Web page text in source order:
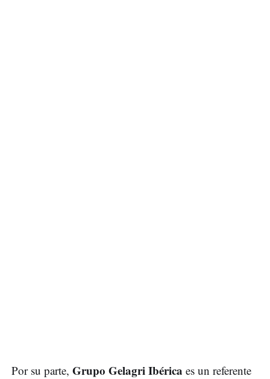
Por su parte, Grupo Gelagri Ibérica es un referente